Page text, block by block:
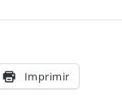
Imprimir